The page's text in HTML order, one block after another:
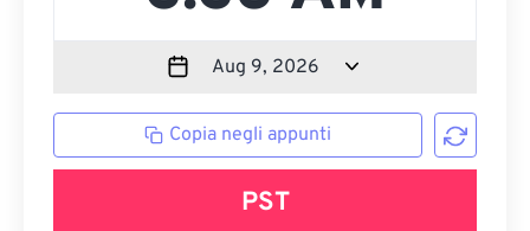
Copia negli appunti
PST